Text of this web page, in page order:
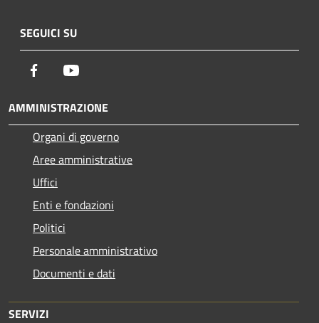
SEGUICI SU
Facebook
AMMINISTRAZIONE
Organi di governo
Aree amministrative
Uffici
Enti e fondazioni
Politici
Personale amministrativo
Documenti e dati
SERVIZI